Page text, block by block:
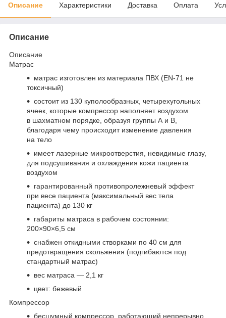
Описание Характеристики Доставка Оплата
Описание
Описание
Матрас
матрас изготовлен из материала ПВХ (EN-71 не
токсичный)
состоит из 130 куполообразных, четырехугольных
ячеек, которые компрессор наполняет воздухом
в шахматном порядке, образуя группы А и В,
благодаря чему происходит изменение давления
на тело
имеет лазерные микроотверстия, невидимые глазу,
для подсушивания и охлаждения кожи пациента
воздухом
гарантированный противопролежневый эффект
при весе пациента (максимальный вес тела
пациента) до 130 кг
габариты матраса в рабочем состоянии:
200×90×6,5 см
снабжен откидными створками по 40 см для
предотвращения скольжения (подгибаются под
стандартный матрас)
вес матраса — 2,1 кг
цвет: бежевый
Компрессор
бесшумный компрессор, работающий непрерывно